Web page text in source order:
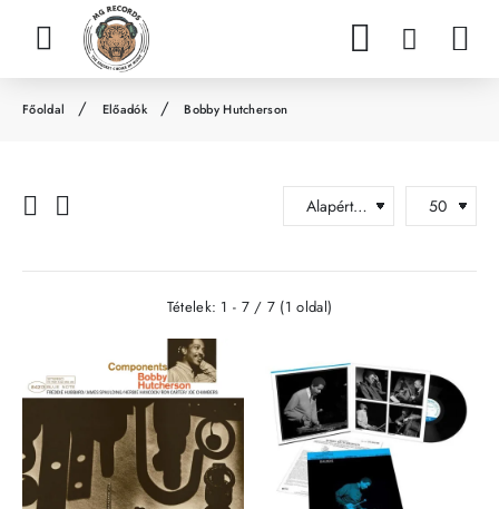
e
Előadók Bobby Hutcherson
Tételek: 1 - 7 / 7 (1 oldal)